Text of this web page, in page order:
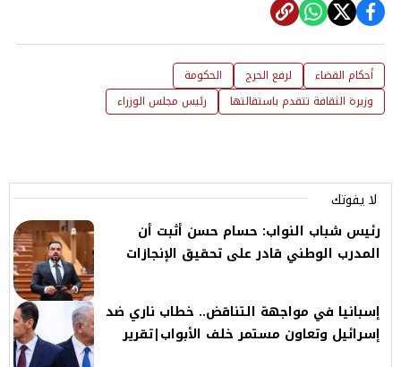
أحكام القضاء لرفع الحرج
الحكومة
وزيرة الثقافة تتقدم باستقالتها
رئيس مجلس الوزراء
لا يفوتك
رئيس شباب النواب: حسام حسن أثبت أن
المدرب الوطني قادر على تحقيق الإنجازات
إسبانيا في مواجهة التناقض.. خطاب ناري ضد
إسرائيل وتعاون مستمر خلف الأبواب|تقرير